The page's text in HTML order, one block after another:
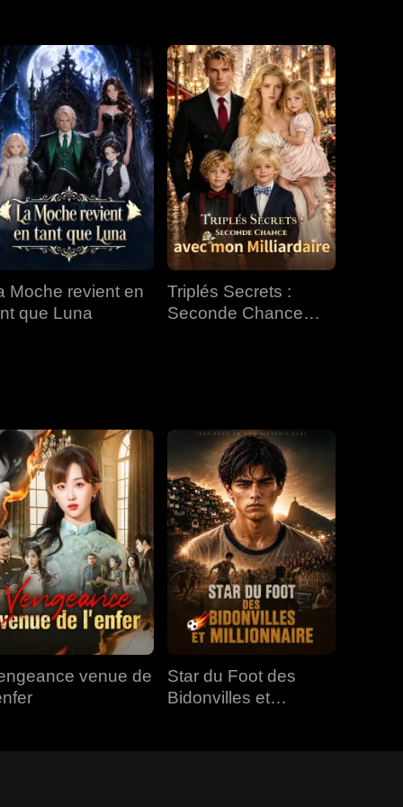
EP 34 EP 35 EP 36
EP 37 EP 38 EP 39
EP 40
Moche revient en
que Luna
Triplés Secrets :
Seconde Chance
venue de
Star du Foot des
Bidonvilles et